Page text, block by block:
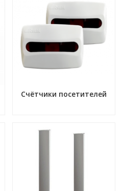
Счётчики посетителей